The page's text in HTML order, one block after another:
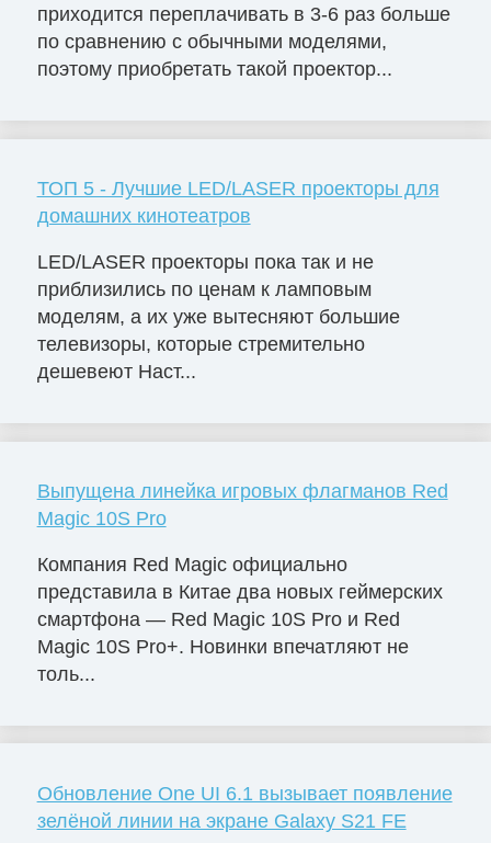
приходится переплачивать в 3-6 раз больше
по сравнению с обычными моделями,
поэтому приобретать такой проектор...
ТОП 5 - Лучшие LED/LASER проекторы для
домашних кинотеатров
LED/LASER проекторы пока так и не
приблизились по ценам к ламповым
моделям, а их уже вытесняют большие
телевизоры, которые стремительно
дешевеют Наст...
Выпущена линейка игровых флагманов Red
Magic 10S Pro
Компания Red Magic официально
представила в Китае два новых геймерских
смартфона — Red Magic 10S Pro и Red
Magic 10S Pro+. Новинки впечатляют не
толь...
Обновление One UI 6.1 вызывает появление
зелёной линии на экране Galaxy S21 FE